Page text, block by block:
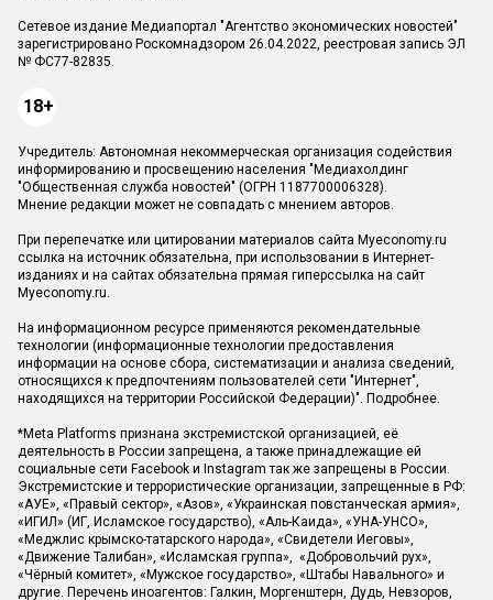
Сетевое издание Медиапортал "Агентство экономических новостей"
зарегистрировано Роскомнадзором 26.04.2022, реестровая запись ЭЛ
№ ФС77-82835.
18+
Учредитель: Автономная некоммерческая организация содействия
информированию и просвещению населения "Медиахолдинг
"Общественная служба новостей" (ОГРН 1187700006328).
Мнение редакции может не совпадать с мнением авторов.
При перепечатке или цитировании материалов сайта Myeconomy.ru
ссылка на источник обязательна, при использовании в Интернет-
изданиях и на сайтах обязательна прямая гиперссылка на сайт
Myeconomy.ru.
На информационном ресурсе применяются рекомендательные
технологии (информационные технологии предоставления
информации на основе сбора, систематизации и анализа сведений,
относящихся к предпочтениям пользователей сети "Интернет",
находящихся на территории Российской Федерации)". Подробнее.
*Meta Platforms признана экстремистской организацией, её
деятельность в России запрещена, а также принадлежащие ей
социальные сети Facebook и Instagram так же запрещены в России.
Экстремистские и террористические организации, запрещенные в РФ:
«АУЕ», «Правый сектор», «Азов», «Украинская повстанческая армия»,
«ИГИЛ» (ИГ, Исламское государство), «Аль-Каида», «УНА-УНСО»,
«Меджлис крымско-татарского народа», «Свидетели Иеговы»,
«Движение Талибан», «Исламская группа», «Добровольчий рух»,
«Чёрный комитет», «Мужское государство», «Штабы Навального» и
другие. Перечень иноагентов: Галкин, Моргенштерн, Дудь, Невзоров,